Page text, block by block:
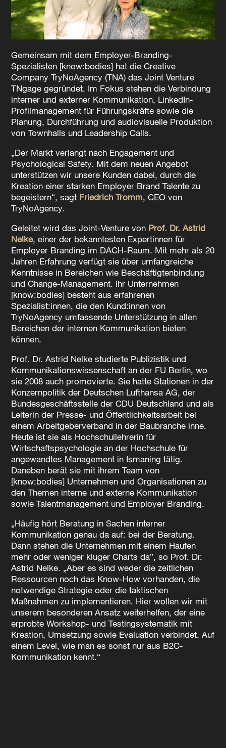
Gemeinsam mit dem Employer-Branding-
Spezialisten [know:bodies] hat die Creative
Company TryNoAgency (TNA) das Joint Venture
TNgage gegründet. Im Fokus stehen die Verbindung
interner und externer Kommunikation, LinkedIn-
Profilmanagement für Führungskräfte sowie die
Planung, Durchführung und audiovisuelle Produktion
von Townhalls und Leadership Calls.
„Der Markt verlangt nach Engagement und
Psychological Safety. Mit dem neuen Angebot
unterstützen wir unsere Kunden dabei, durch die
Kreation einer starken Employer Brand Talente zu
begeistern“, sagt Friedrich Tromm, CEO von
TryNoAgency.
Geleitet wird das Joint-Venture von Prof. Dr. Astrid
Nelke, einer der bekanntesten Expertinnen für
Employer Branding im DACH-Raum. Mit mehr als 20
Jahren Erfahrung verfügt sie über umfangreiche
Kenntnisse in Bereichen wie Beschäftigtenbindung
und Change-Management. Ihr Unternehmen
[know:bodies] besteht aus erfahrenen
Spezialist:innen, die den Kund:innen von
TryNoAgency umfassende Unterstützung in allen
Bereichen der internen Kommunikation bieten
können.
Prof. Dr. Astrid Nelke studierte Publizistik und
Kommunikationswissenschaft an der FU Berlin, wo
sie 2008 auch promovierte. Sie hatte Stationen in der
Konzernpolitik der Deutschen Lufthansa AG, der
Bundesgeschäftsstelle der CDU Deutschland und als
Leiterin der Presse- und Öffentlichkeitsarbeit bei
einem Arbeitgeberverband in der Baubranche inne.
Heute ist sie als Hochschullehrerin für
Wirtschaftspsychologie an der Hochschule für
angewandtes Management in Ismaning tätig.
Daneben berät sie mit ihrem Team von
[know:bodies] Unternehmen und Organisationen zu
den Themen interne und externe Kommunikation
sowie Talentmanagement und Employer Branding.
„Häufig hört Beratung in Sachen interner
Kommunikation genau da auf: bei der Beratung.
Dann stehen die Unternehmen mit einem Haufen
mehr oder weniger kluger Charts da”, so Prof. Dr.
Astrid Nelke. „Aber es sind weder die zeitlichen
Ressourcen noch das Know-How vorhanden, die
notwendige Strategie oder die taktischen
Maßnahmen zu implementieren. Hier wollen wir mit
unserem besonderen Ansatz weiterhelfen, der eine
erprobte Workshop- und Testingsystematik mit
Kreation, Umsetzung sowie Evaluation verbindet. Auf
einem Level, wie man es sonst nur aus B2C-
Kommunikation kennt.“